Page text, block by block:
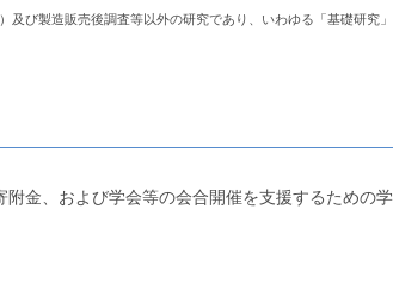
及び製造販売後調査等以外の研究であり、いわゆる「基礎研究
金、および学会等の会合開催を支援するための